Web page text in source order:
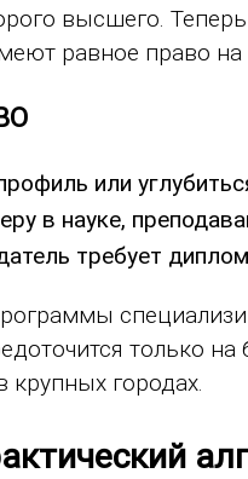
высшего.
равное право
или
в науке,
требует
только
городах.